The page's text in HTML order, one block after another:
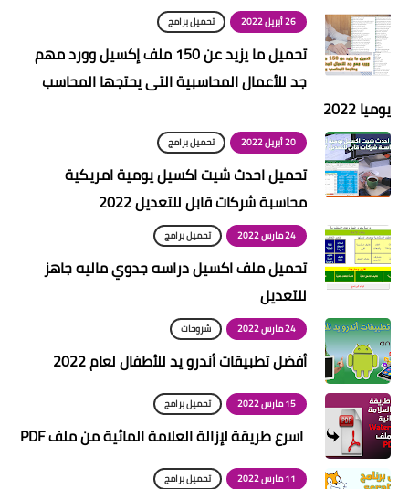
26 أبريل 2022 تحميل برامج
تحميل ما يزيد عن 150 ملف إكسيل وورد مهم
جد للأعمال المحاسبية التى يحتجها المحاسب
يوميا 2022
20 أبريل 2022 تحميل برامج
تحميل احدث شيت اكسيل يومية امريكية
محاسبة شركات قابل للتعديل 2022
24 مارس 2022 تحميل برامج
تحميل ملف اكسيل دراسه جدوي ماليه جاهز
للتعديل
24 مارس 2022 شروحات
أفضل تطبيقات أندرو يد للأطفال لعام 2022
15 مارس 2022 تحميل برامج
اسرع طريقة لإزالة العلامة المائية من ملف PDF
11 مارس 2022 تحميل برامج